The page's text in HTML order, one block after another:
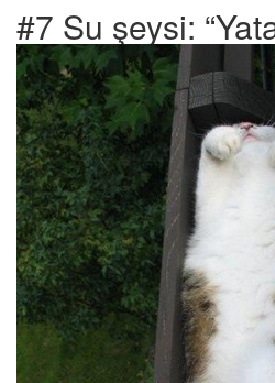
#7 Su şeysi: